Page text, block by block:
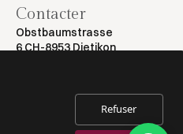
Contacter
Obstbaumstrasse
6 CH-8953 Dietikon
Refuser